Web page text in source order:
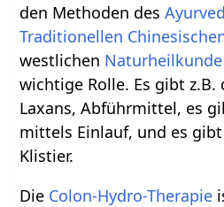
den Methoden des
Traditionellen
westlichen Naturheilkunde
wichtige Rolle. Es gibt
Laxans, Abführmittel, es
mittels Einlauf, und es
Klistier.
Die Colon-Hydro-Therapie